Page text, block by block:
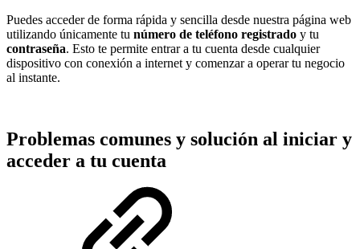
Puedes acceder de forma rápida y sencilla desde nuestra página web
utilizando únicamente tu número de teléfono registrado y tu
contraseña. Esto te permite entrar a tu cuenta desde cualquier
dispositivo con conexión a internet y comenzar a operar tu negocio
al instante.
Problemas comunes y solución al iniciar y
acceder a tu cuenta